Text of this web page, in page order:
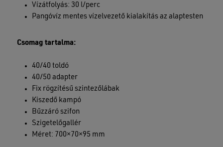
Vízátfolyás: 30 l/perc
Pangóvíz mentes vízelvezető kialakítás az alaptesten
Csomag tartalma:
40/40 toldó
40/50 adapter
Fix rögzítésű szintezőlábak
Kiszedő kampó
Bűzzáró szifon
Szigetelőgallér
Méret: 700×70×95 mm